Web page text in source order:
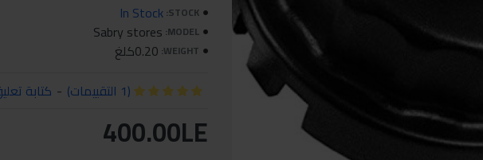
STOCK:
In Stock
MODEL:
Sabry stores
WEIGHT: 0.20كلغ
(1 التقييمات) - كتابة
400.00LE